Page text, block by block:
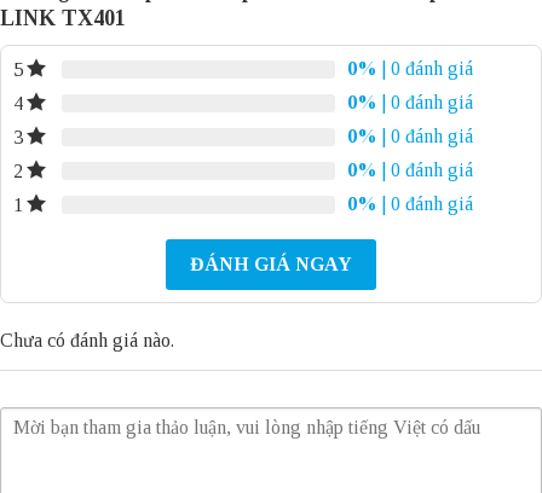
LINK TX401
5 0%
| 0 đánh giá
4
0%
| 0 đánh giá
3
0%
| 0 đánh giá
2
0%
| 0 đánh giá
1
0% | 0 đánh giá
ĐÁNH GIÁ NGAY
Chưa có đánh giá nào.